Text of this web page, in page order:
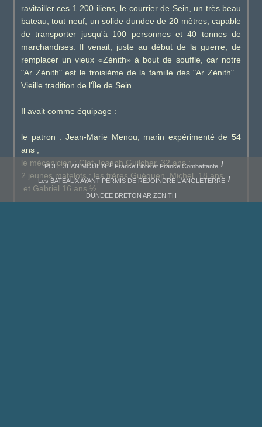
ravitailler ces 1 200 iliens, le courrier de Sein, un très beau
bateau, tout neuf, un solide dundee de 20 mètres, capable
de transporter jusqu'à 100 personnes et 40 tonnes de
marchandises. Il venait, juste au début de la guerre, de
remplacer un vieux «Zénith» à bout de souffle, car notre
"Ar Zénith" est le troisième de la famille des "Ar Zénith"...
Vieille tradition de l'Île de Sein.
Il avait comme équipage :
le patron : Jean-Marie Menou, marin expérimenté de 54
ans ;
le mécanicien : Clet-Joseph Guilcher, 32 ans ;
2 jeunes matelots : les frères Guéguen, Michel, 18 ans
et Gabriel 16 ans ½.
POLE JEAN MOULIN France Libre et France Combattante
Les BATEAUX AYANT PERMIS DE REJOINDRE L'ANGLETERRE
DUNDEE BRETON AR ZENITH